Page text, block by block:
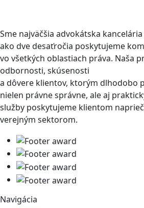
Sme najväčšia advokátska
ako dve desaťročia poskytujeme
vo všetkých oblastiach práva. Naša
odbornosti, skúsenosti
a dôvere klientov, ktorým dlhodobo
nielen právne správne, ale aj
služby poskytujeme klientom
verejným sektorom.
Navigácia